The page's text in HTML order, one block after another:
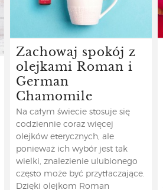
Zachowaj spokój z
olejkami Roman i
German
Chamomile
Na całym świecie stosuje się
codziennie coraz więcej
olejków eterycznych, ale
ponieważ ich wybór jest tak
wielki, znalezienie ulubionego
często może być przytłaczające.
Dzięki olejkom Roman